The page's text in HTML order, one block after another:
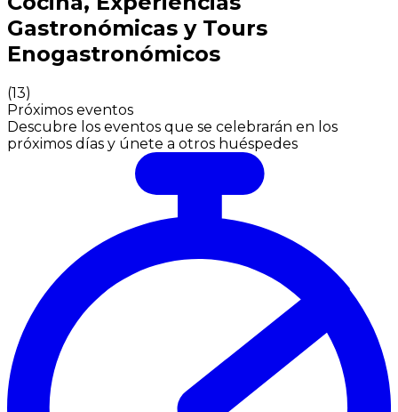
Gastronómicas y Tours
Enogastronómicos
(13)
Próximos eventos
Descubre los eventos que se celebrarán en los
próximos días y únete a otros huéspedes